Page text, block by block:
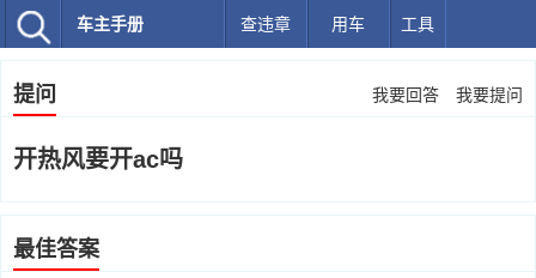
车主手册 查违章 用车 工具
提问 我要回答 我要提问
开热风要开ac吗
最佳答案